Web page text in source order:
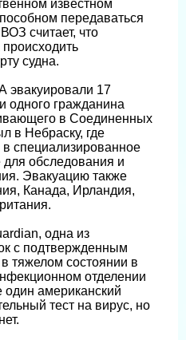
известном
передаваться
считает, что
судна.
эвакуировали 17
одного гражданина
в Соединенных
в Небраску, где
специализированное
для обследования и
Эвакуацию также
Канада, Ирландия,
одна из
с подтвержденным
тяжелом состоянии в
отделении
американский
тест на вирус, но